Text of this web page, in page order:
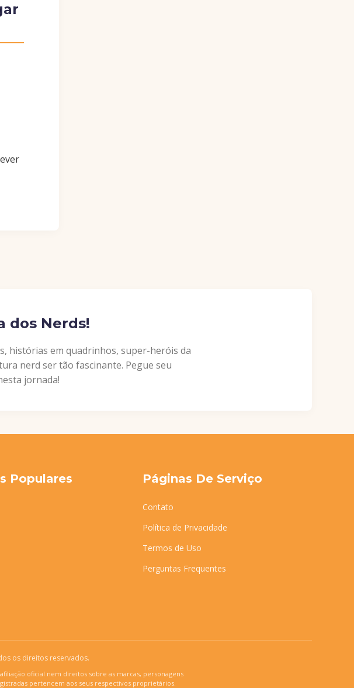
dos Nerds!
histórias em quadrinhos, super-heróis da
nerd ser tão fascinante. Pegue seu
jornada!
Populares Páginas De Serviço
Contato
Política de Privacidade
Termos de Uso
Perguntas Frequentes
os direitos reservados.
oficial nem direitos sobre as marcas, personagens
pertencem aos seus respectivos proprietários.